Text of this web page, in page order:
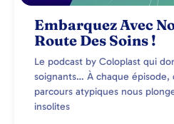
Embarquez Avec
Route Des Soins !
Le podcast by Coloplast qui
soignants… À chaque épisode,
parcours atypiques nous
insolites